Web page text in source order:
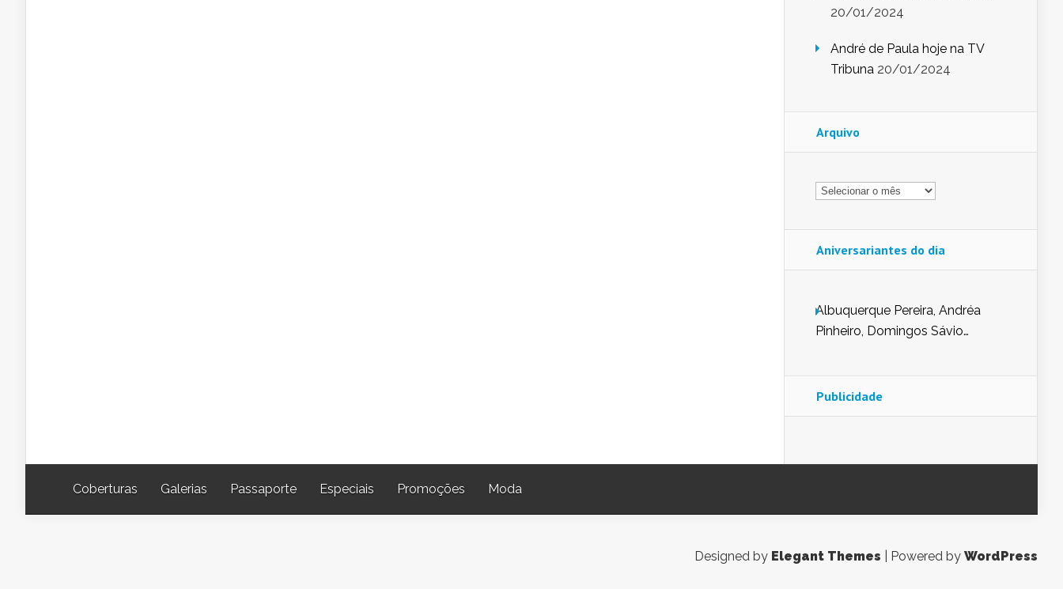
20/01/2024
André de Paula hoje na TV
Tribuna 20/01/2024
Arquivo
Arquivo
Aniversariantes do dia
Albuquerque Pereira, Andréa
Pinheiro, Domingos Sávio
Nunes de Sena, Fátima Peixoto,
Glória Pereira, Kátia Mesel,
Publicidade
Coberturas Galerias Passaporte Especiais Promoções Moda
Designed by Elegant Themes | Powered by WordPress